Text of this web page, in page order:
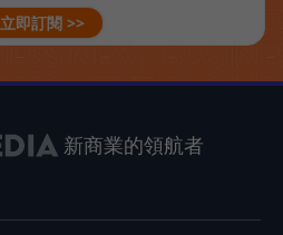
立即訂閱 >>
新商業的領航者